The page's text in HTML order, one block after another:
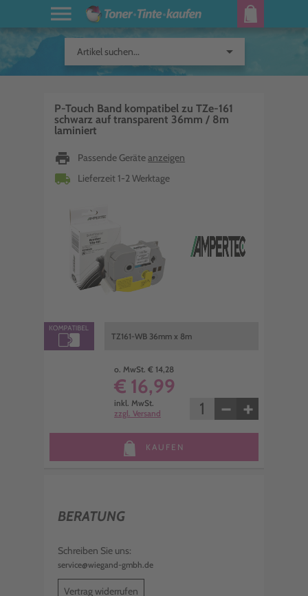
Artikel suchen... arrow_drop_down
P-Touch Band kompatibel zu TZe-161
schwarz auf transparent 36mm / 8m
laminiert
print Passende Geräteanzeigen
local_shipping Lieferzeit 1-2 Werktage
TZ161-WB 36mm x 8m
o. MwSt. € 14,28
€ 16,99
inkl. MwSt.
zzgl. Versand
− +
KAUFEN
BERATUNG
Schreiben Sie uns:
service@wiegand-gmbh.de
Vertrag widerrufen